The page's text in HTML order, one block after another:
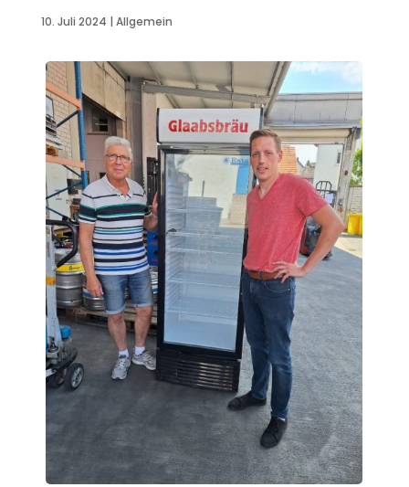
10. Juli 2024 | Allgemein